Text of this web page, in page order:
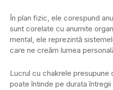
În plan fizic, ele corespund
sunt corelate cu anumite
mental, ele reprezintă
care ne creăm lumea
Lucrul cu chakrele presupune
poate întinde pe durata întregii